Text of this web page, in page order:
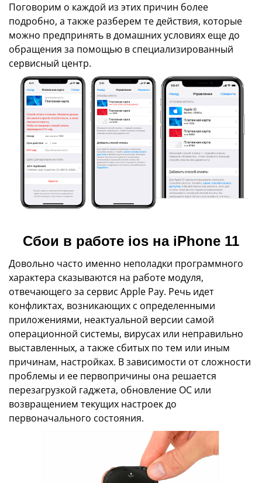
Поговорим о каждой из этих причин более
подробно, а также разберем те действия, которые
можно предпринять в домашних условиях еще до
обращения за помощью в специализированный
сервисный центр.
Сбои в работе ios на iPhone 11
Довольно часто именно неполадки программного
характера сказываются на работе модуля,
отвечающего за сервис Apple Pay. Речь идет
конфликтах, возникающих с определенными
приложениями, неактуальной версии самой
операционной системы, вирусах или неправильно
выставленных, а также сбитых по тем или иным
причинам, настройках. В зависимости от сложности
проблемы и ее первопричины она решается
перезагрузкой гаджета, обновление ОС или
возвращением текущих настроек до
первоначального состояния.